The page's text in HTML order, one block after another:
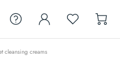
cleansing creams